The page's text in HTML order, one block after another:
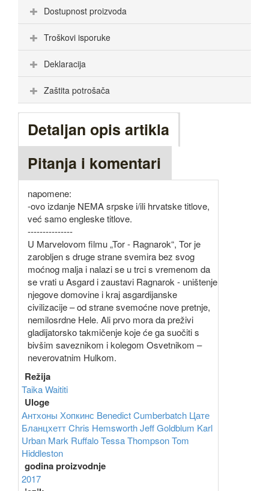
Dostupnost proizvoda
Troškovi isporuke
Deklaracija
Zaštita potrošača
Detaljan opis artikla
Pitanja i komentari
napomene:
-ovo izdanje NEMA srpske i/ili hrvatske titlove,
već samo engleske titlove.
---------------
U Marvelovom filmu „Tor - Ragnarok“, Tor je
zarobljen s druge strane svemira bez svog
moćnog malja i nalazi se u trci s vremenom da
se vrati u Asgard i zaustavi Ragnarok - uništenje
njegove domovine i kraj asgardijanske
civilizacije – od strane svemoćne nove pretnje,
nemilosrdne Hele. Ali prvo mora da preživi
gladijatorsko takmičenje koje će ga suočiti s
bivšim saveznikom i kolegom Osvetnikom –
neverovatnim Hulkom.
Režija
Taika Waititi
Uloge
Антхоны Хопкинс Benedict Cumberbatch Цате
БланцхеттChris HemsworthJeff Goldblum Karl
Urban Mark RuffaloTessa ThompsonTom
Hiddleston
godina proizvodnje
2017